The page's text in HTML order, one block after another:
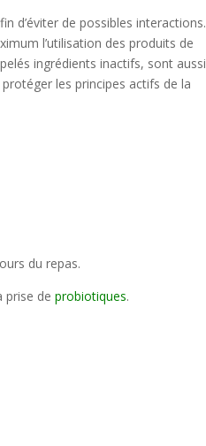
d’éviter de possibles interactions.
l’utilisation des produits de
ingrédients inactifs, sont aussi
les principes actifs de la
du repas.
prise deprobiotiques.